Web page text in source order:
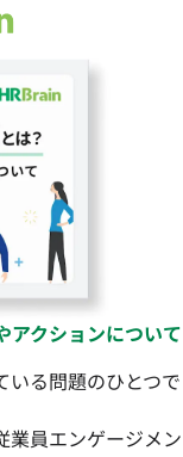
アクションについて
いる問題のひとつで
業員エンゲージメン